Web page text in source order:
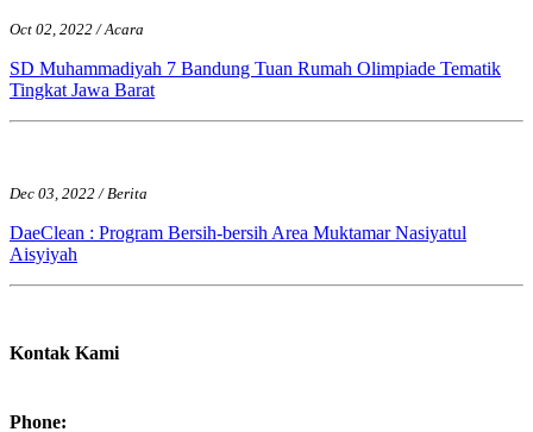
Oct 02, 2022 / Acara
SD Muhammadiyah 7 Bandung Tuan Rumah Olimpiade Tematik
Tingkat Jawa Barat
Dec 03, 2022 / Berita
DaeClean : Program Bersih-bersih Area Muktamar Nasiyatul
Aisyiyah
Kontak Kami
Phone: